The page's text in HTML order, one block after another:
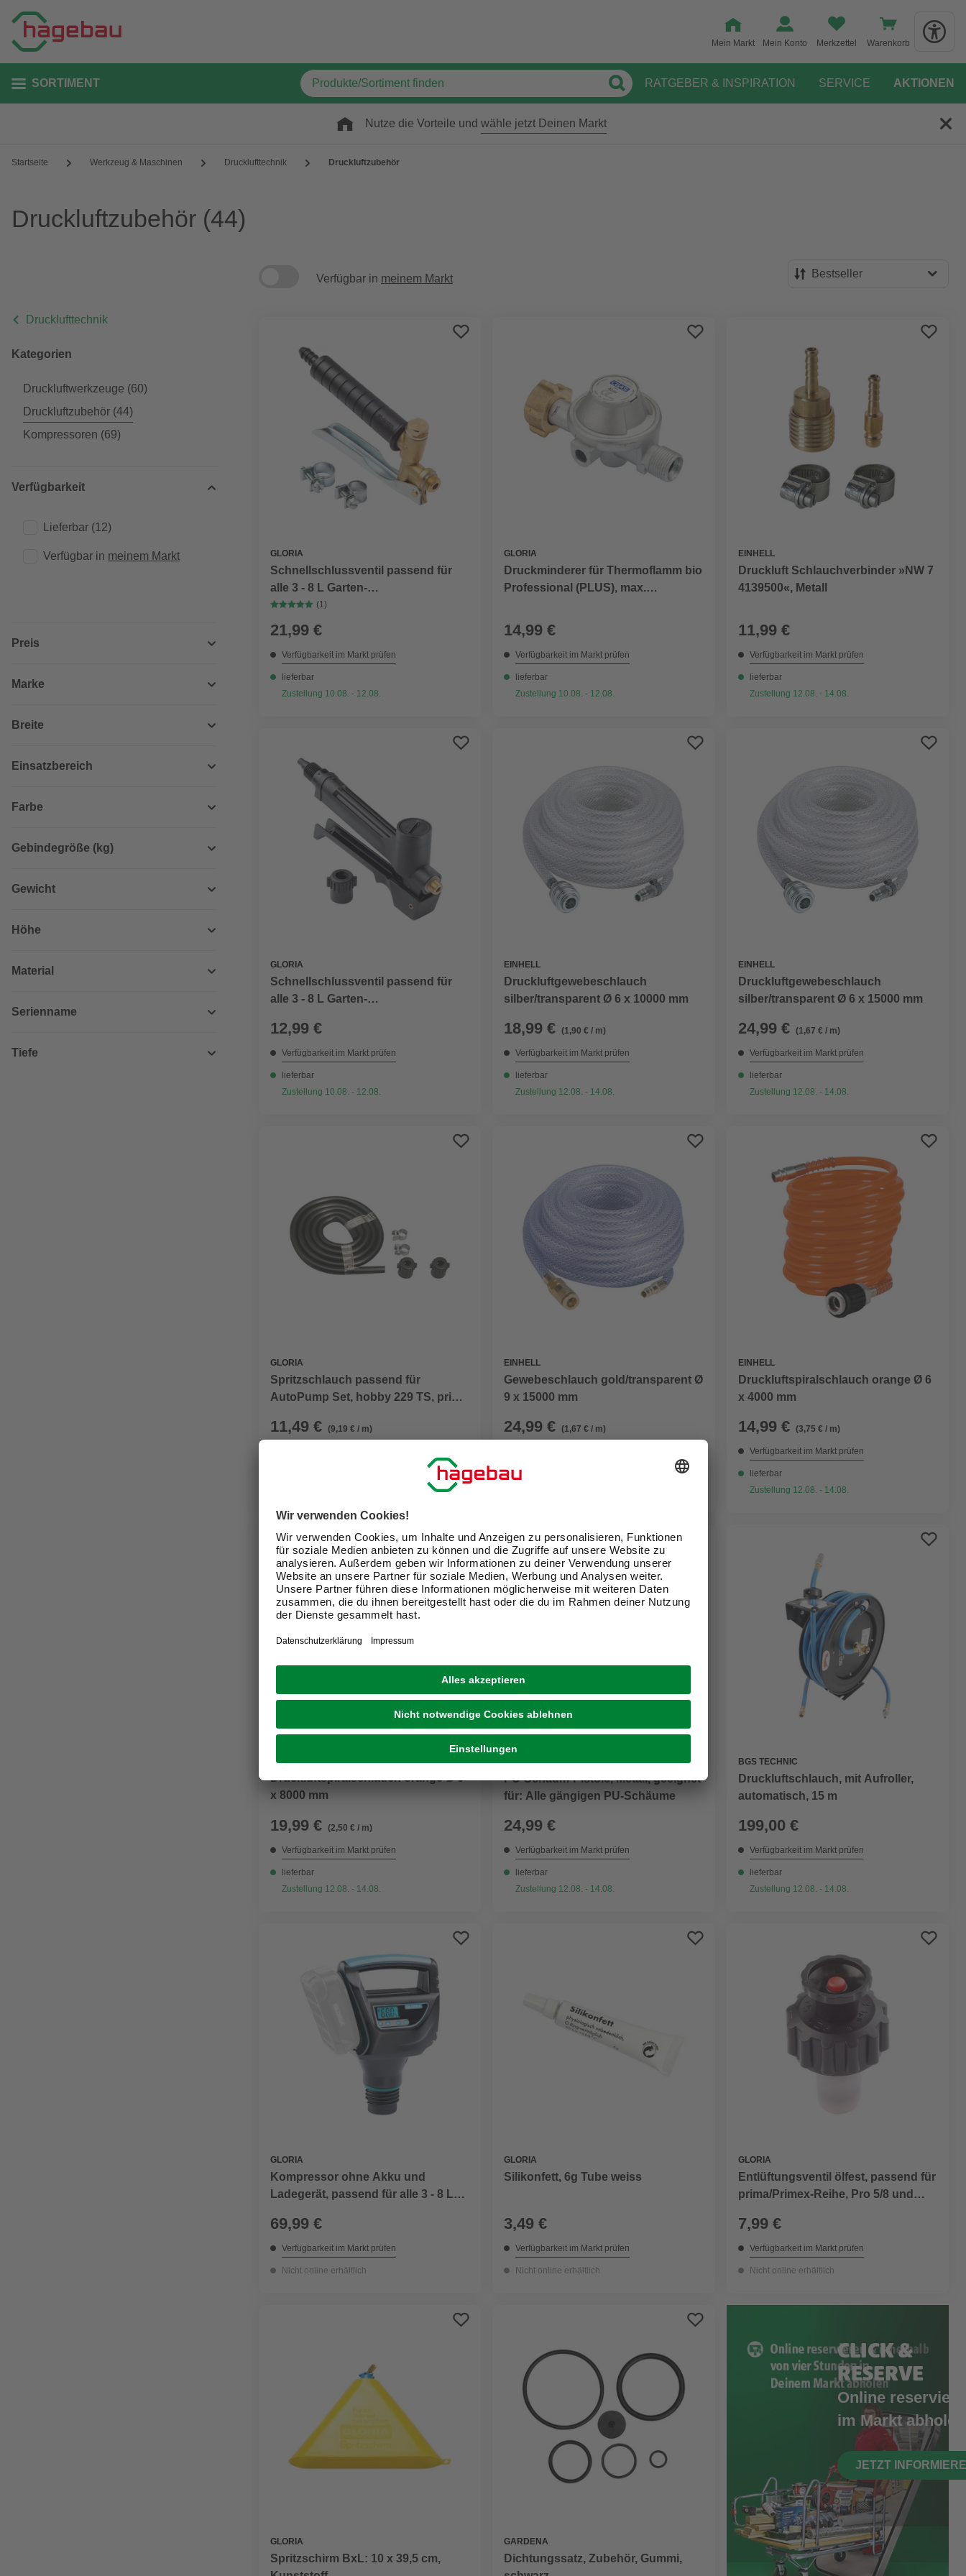
Mein Markt Mein Konto Merkzettel Warenkorb
SORTIMENT RATGEBER & INSPIRATION SERVICE AKTIONEN
Nutze die Vorteile und wähle jetzt Deinen Markt
Startseite Werkzeug & Maschinen Drucklufttechnik Druckluftzubehör
Druckluftzubehör (44)
Drucklufttechnik
Kategorien
Druckluftwerkzeuge (60)
Druckluftzubehör (44)
Kompressoren (69)
Verfügbarkeit
Lieferbar (12)
Verfügbar in meinem Markt
Preis
Marke
Breite
Einsatzbereich
Farbe
Gebindegröße (kg)
Gewicht
Höhe
Material
Serienname
Tiefe
Verfügbar in meinem Markt Bestseller
Preis absteigend
Bewertung
GLORIA
Schnellschlussventil passend für
alle 3 - 8 L Garten-
Drucksprühgeräte, mit Handgriff,
Siebrohr und Schneckengewinde,
Messing
(1)
21,99 €
Verfügbarkeit im Markt prüfen
lieferbar
Zustellung 10.08. - 12.08.
GLORIA
Druckminderer für Thermoflamm bio
Professional (PLUS), max.
14,99 €
Verfügbarkeit im Markt prüfen
lieferbar
Zustellung 10.08. - 12.08.
EINHELL
Druckluft Schlauchverbinder »NW 7
4139500«, Metall
11,99 €
Verfügbarkeit im Markt prüfen
lieferbar
Zustellung 12.08. - 14.08.
GLORIA
Schnellschlussventil passend für
alle 3 - 8 L Garten-
Überwurfmutter, Kunststoff
12,99 €
Verfügbarkeit im Markt prüfen
lieferbar
Zustellung 10.08. - 12.08.
EINHELL
Druckluftgewebeschlauch
silber/transparent Ø 6 x 10000 mm
18,99 € (1,90 € / m)
Verfügbarkeit im Markt prüfen
lieferbar
Zustellung 12.08. - 14.08.
EINHELL
Druckluftgewebeschlauch
silber/transparent Ø 6 x 15000 mm
24,99 € (1,67 € / m)
Verfügbarkeit im Markt prüfen
lieferbar
Zustellung 12.08. - 14.08.
GLORIA
Spritzschlauch passend für
AutoPump Set, hobby 229 TS, prima
11,49 € (9,19 € / m)
EINHELL
Gewebeschlauch gold/transparent Ø
9 x 15000 mm
24,99 € (1,67 € / m)
EINHELL
Druckluftspiralschlauch orange Ø 6
x 4000 mm
14,99 € (3,75 € / m)
Verfügbarkeit im Markt prüfen
lieferbar
Zustellung 12.08. - 14.08.
EINHELL
Druckluftspiralschlauch orange Ø 6
x 8000 mm
19,99 € (2,50 € / m)
Verfügbarkeit im Markt prüfen
lieferbar
Zustellung 12.08. - 14.08.
CON:P
PU-Schaum-Pistole, Metall, geeignet
für: Alle gängigen PU-Schäume
24,99 €
Verfügbarkeit im Markt prüfen
lieferbar
Zustellung 12.08. - 14.08.
BGS TECHNIC
Druckluftschlauch, mit Aufroller,
automatisch, 15 m
199,00 €
Verfügbarkeit im Markt prüfen
lieferbar
Zustellung 12.08. - 14.08.
GLORIA
Kompressor ohne Akku und
Ladegerät, passend für alle 3 - 8 L
Kunststoff
69,99 €
Verfügbarkeit im Markt prüfen
Nicht online erhältlich
GLORIA
Silikonfett, 6g Tube weiss
3,49 €
Verfügbarkeit im Markt prüfen
Nicht online erhältlich
GLORIA
Entlüftungsventil ölfest, passend für
prima/Primex-Reihe, Pro 5/8 und
7,99 €
Verfügbarkeit im Markt prüfen
Nicht online erhältlich
GLORIA
Spritzschirm BxL: 10 x 39,5 cm,
GARDENA
Dichtungssatz, Zubehör, Gummi,
CLICK &
RESERVE
Online
im Markt abholen
JETZT